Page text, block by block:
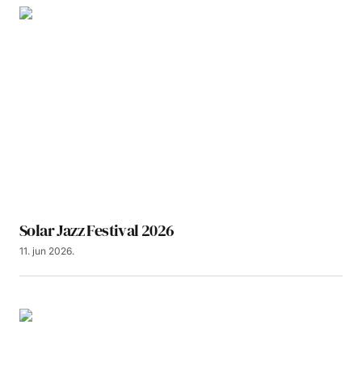
Solar Jazz Festival 2026
11. jun 2026.